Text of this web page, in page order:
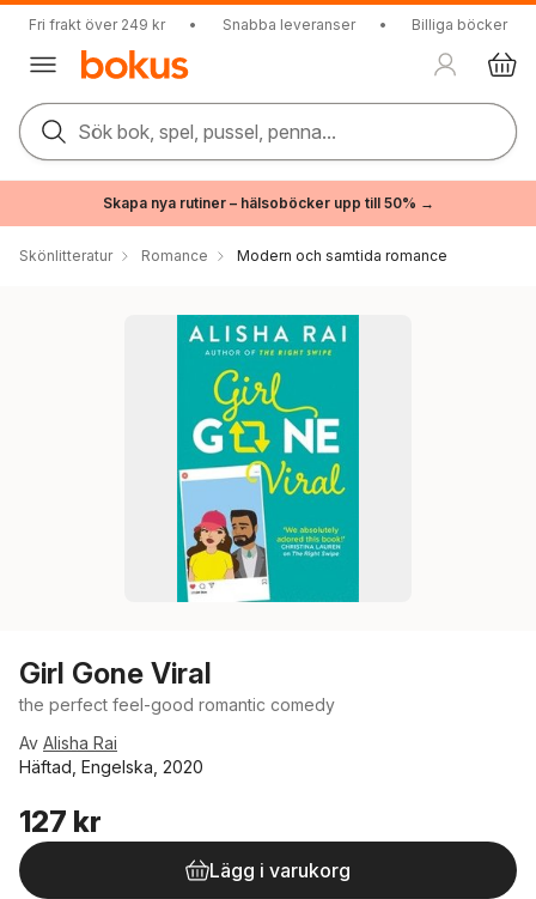
Fri frakt över 249 kr • Snabba leveranser • Billiga böcker
Sök bok, spel, pussel, penna...
Skapa nya rutiner – hälsoböcker upp till 50% →
Skönlitteratur Romance Modern och samtida romance
Girl Gone Viral
the perfect feel-good romantic comedy
Av Alisha Rai
Häftad, Engelska, 2020
127 kr
Lägg i varukorg